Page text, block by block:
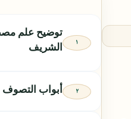
توضيح علم
الشريف
أبواب التصوف